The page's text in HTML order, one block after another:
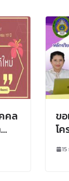
คล
ข
โ
สั